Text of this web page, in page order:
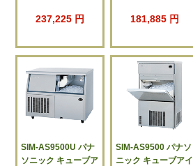
237,225 円 181,885 円
SIM-AS9500U パナ
ソニック キューブア
SIM-AS9500 パナソ
ニック キューブアイ